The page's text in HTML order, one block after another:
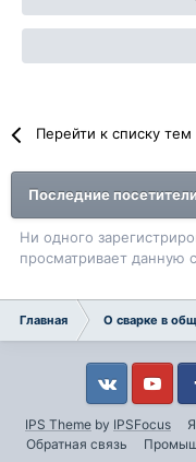
Перейти к списку тем
Последние
Ни одного
просматривает данную
Главная О сварке в
IPS Theme by IPSFocus
Обратная связь
VkontakteYouTube